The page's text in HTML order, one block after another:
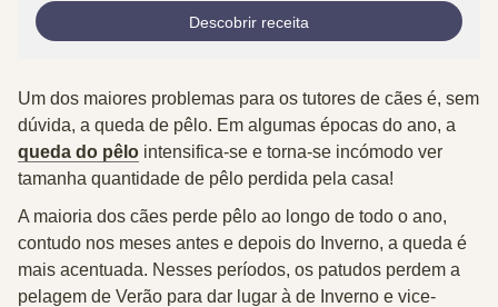
Descobrir receita
Um dos maiores problemas para os tutores de cães é, sem
dúvida, a queda de pêlo. Em algumas épocas do ano, a
queda do pêlo intensifica-se e torna-se incómodo ver
tamanha quantidade de pêlo perdida pela casa!
A maioria dos cães perde pêlo ao longo de todo o ano,
contudo nos meses antes e depois do Inverno, a queda é
mais acentuada. Nesses períodos, os patudos perdem a
pelagem de Verão para dar lugar à de Inverno e vice-